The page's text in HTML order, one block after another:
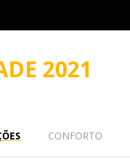
2021
CONFORTO